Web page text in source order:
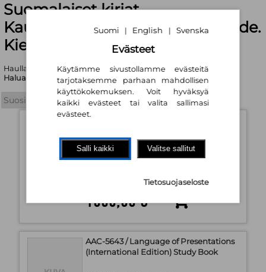
Suomalaiset kirjat,
Kaunokirjallisuus. Kirjallisuustiede.
Kielitiede | Booky.fi
Haullasi löytyi yhteensä 309 tuotetta
Haluatko tarkentaa hakukriteerejä?
oppikirja
1030,80 €
AAC-5643 / Language of Presentations
(International Edition) Study Book
Suomi | English | Svenska
Evästeet
Käytämme sivustollamme evästeitä
tarjotaksemme parhaan mahdollisen
käyttökokemuksen. Voit hyväksyä
kaikki evästeet tai valita sallimasi
evästeet.
Salli kaikki Valitse sallitut
Tietosuojaseloste